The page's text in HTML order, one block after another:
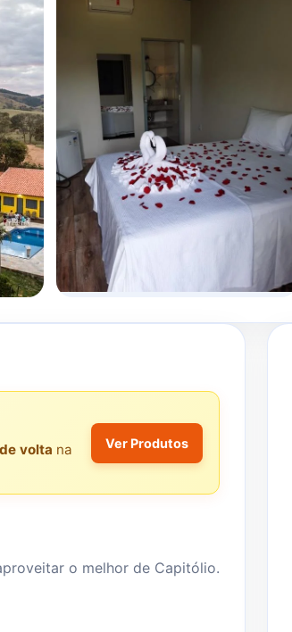
volta na
Ver Produtos
o melhor de Capitólio.